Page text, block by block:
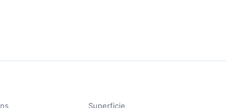
Superficie